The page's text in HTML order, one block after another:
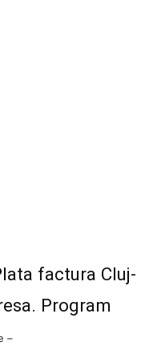
factura Cluj-
Program
–